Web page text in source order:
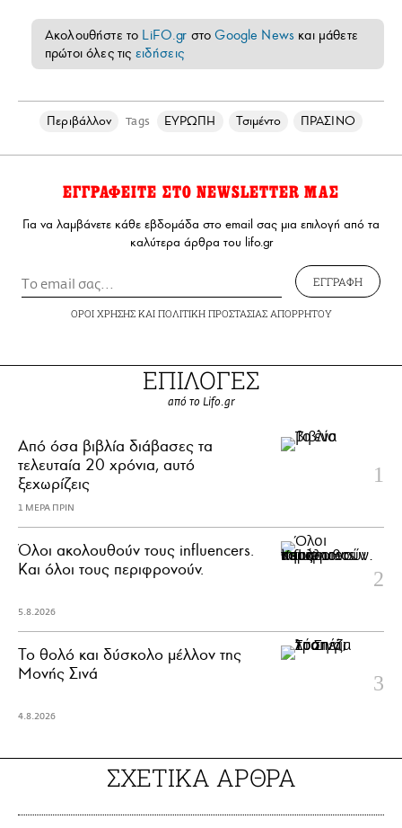
Ακολουθήστε το LiFO.gr στοGoogle News και μάθετε
πρώτοι όλες τις ειδήσεις
Περιβάλλον Tags ΕΥΡΩΠΗ Τσιμέντο ΠΡΑΣΙΝΟ
ΕΓΓΡΑΦΕΙΤΕ ΣΤΟ NEWSLETTER ΜΑΣ
Για να λαμβάνετε κάθε εβδομάδα στο email σας μια επιλογή από τα
καλύτερα άρθρα του lifo.gr
ΕΓΓΡΑΦΗ
ΟΡΟΙ ΧΡΗΣΗΣΚΑΙ ΠΟΛΙΤΙΚΗ ΠΡΟΣΤΑΣΙΑΣ ΑΠΟΡΡΗΤΟΥ
ΕΠΙΛΟΓΕΣ
από το Lifo.gr
Από όσα βιβλία διάβασες τα
τελευταία 20 χρόνια, αυτό
ξεχωρίζεις
1 ΜΕΡΑ ΠΡΙΝ
Όλοι ακολουθούν τους influencers.
Και όλοι τους περιφρονούν.
5.8.2026
Το θολό και δύσκολο μέλλον της
Μονής Σινά
4.8.2026
ΣΧΕΤΙΚΑ ΑΡΘΡΑ